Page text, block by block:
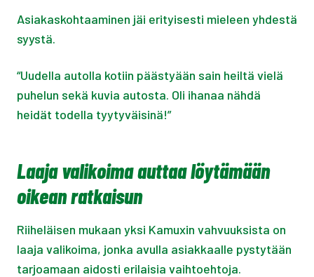
Asiakaskohtaaminen jäi erityisesti mieleen yhdestä
syystä.
“Uudella autolla kotiin päästyään sain heiltä vielä
puhelun sekä kuvia autosta. Oli ihanaa nähdä
heidät todella tyytyväisinä!”
Laaja valikoima auttaa löytämään
oikean ratkaisun
Riiheläisen mukaan yksi Kamuxin vahvuuksista on
laaja valikoima, jonka avulla asiakkaalle pystytään
tarjoamaan aidosti erilaisia vaihtoehtoja.